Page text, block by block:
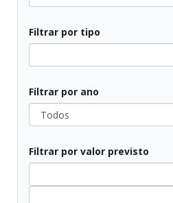
Filtrar por tipo
Filtrar por ano
Todos
Filtrar por valor previsto